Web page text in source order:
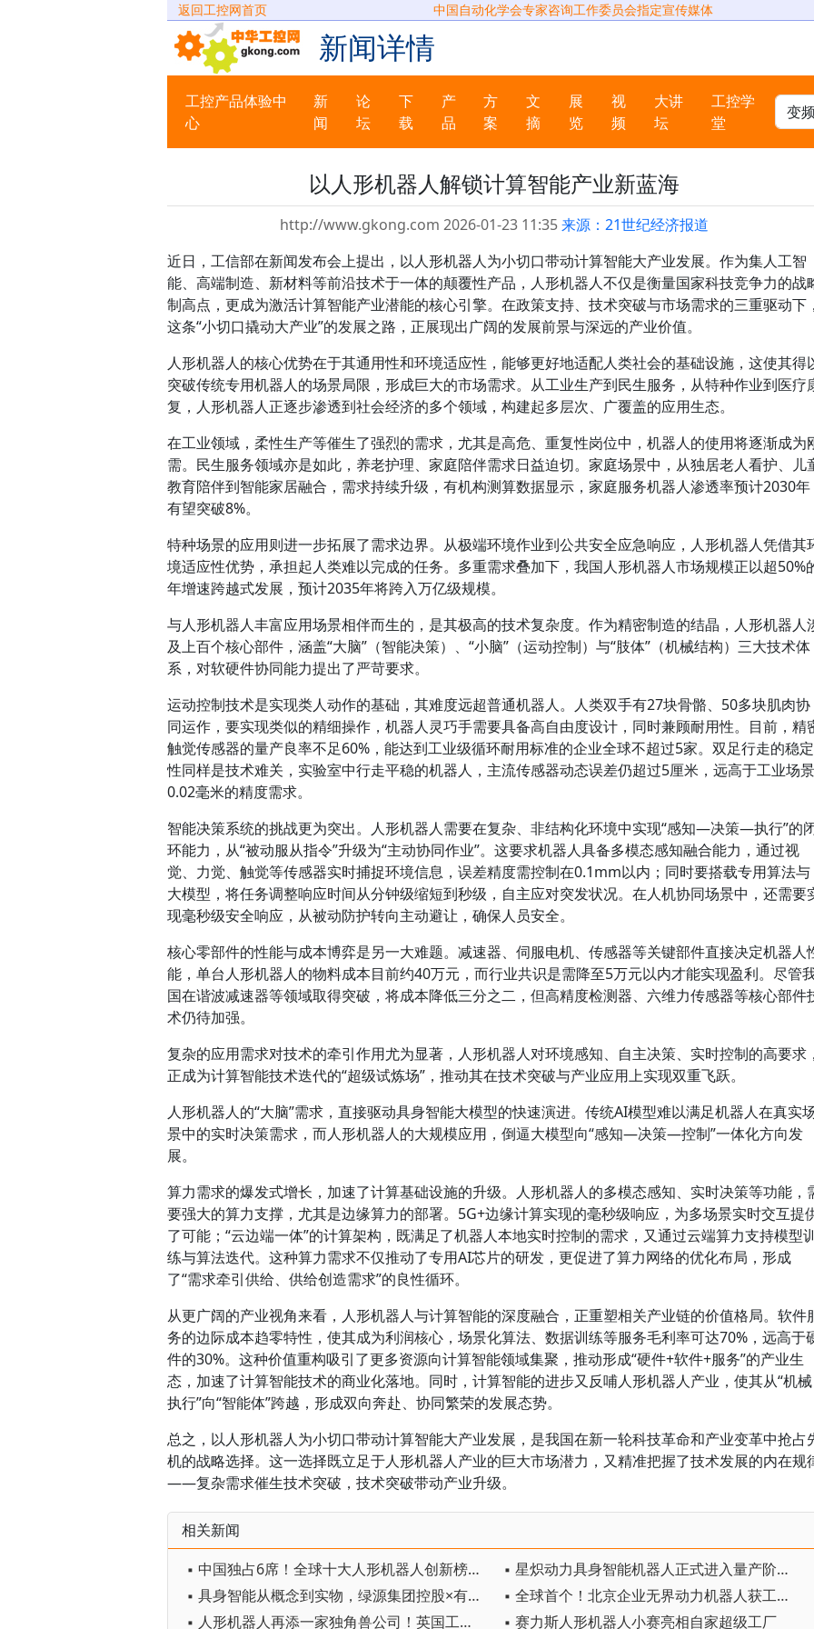
返回工控网首页 中国自动化学会专家咨询工作委员会指定宣传媒体
新闻详情
工控产品体验中
心
新
闻
论
坛
下
载
产
品
方
案
文
摘
展
览
视
频
大讲
坛
工控学
堂
以人形机器人解锁计算智能产业新蓝海
http://www.gkong.com 2026-01-23 11:35来源：21世纪经济报道
近日，工信部在新闻发布会上提出，以人形机器人为小切口带动计算智能大产业发展。作为集人工智
能、高端制造、新材料等前沿技术于一体的颠覆性产品，人形机器人不仅是衡量国家科技竞争力的战
制高点，更成为激活计算智能产业潜能的核心引擎。在政策支持、技术突破与市场需求的三重驱动下，
这条“小切口撬动大产业”的发展之路，正展现出广阔的发展前景与深远的产业价值。
人形机器人的核心优势在于其通用性和环境适应性，能够更好地适配人类社会的基础设施，这使其得
突破传统专用机器人的场景局限，形成巨大的市场需求。从工业生产到民生服务，从特种作业到医疗
复，人形机器人正逐步渗透到社会经济的多个领域，构建起多层次、广覆盖的应用生态。
在工业领域，柔性生产等催生了强烈的需求，尤其是高危、重复性岗位中，机器人的使用将逐渐成为
需。民生服务领域亦是如此，养老护理、家庭陪伴需求日益迫切。家庭场景中，从独居老人看护、儿
教育陪伴到智能家居融合，需求持续升级，有机构测算数据显示，家庭服务机器人渗透率预计2030年
有望突破8%。
特种场景的应用则进一步拓展了需求边界。从极端环境作业到公共安全应急响应，人形机器人凭借其
境适应性优势，承担起人类难以完成的任务。多重需求叠加下，我国人形机器人市场规模正以超50%
年增速跨越式发展，预计2035年将跨入万亿级规模。
与人形机器人丰富应用场景相伴而生的，是其极高的技术复杂度。作为精密制造的结晶，人形机器人
及上百个核心部件，涵盖“大脑”（智能决策）、“小脑”（运动控制）与“肢体”（机械结构）三大技术体
系，对软硬件协同能力提出了严苛要求。
运动控制技术是实现类人动作的基础，其难度远超普通机器人。人类双手有27块骨骼、50多块肌肉协
同运作，要实现类似的精细操作，机器人灵巧手需要具备高自由度设计，同时兼顾耐用性。目前，精
触觉传感器的量产良率不足60%，能达到工业级循环耐用标准的企业全球不超过5家。双足行走的稳定
性同样是技术难关，实验室中行走平稳的机器人，主流传感器动态误差仍超过5厘米，远高于工业场景
0.02毫米的精度需求。
智能决策系统的挑战更为突出。人形机器人需要在复杂、非结构化环境中实现“感知—决策—执行”的
环能力，从“被动服从指令”升级为“主动协同作业”。这要求机器人具备多模态感知融合能力，通过视
觉、力觉、触觉等传感器实时捕捉环境信息，误差精度需控制在0.1mm以内；同时要搭载专用算法与
大模型，将任务调整响应时间从分钟级缩短到秒级，自主应对突发状况。在人机协同场景中，还需要
现毫秒级安全响应，从被动防护转向主动避让，确保人员安全。
核心零部件的性能与成本博弈是另一大难题。减速器、伺服电机、传感器等关键部件直接决定机器人
能，单台人形机器人的物料成本目前约40万元，而行业共识是需降至5万元以内才能实现盈利。尽管
国在谐波减速器等领域取得突破，将成本降低三分之二，但高精度检测器、六维力传感器等核心部件
术仍待加强。
复杂的应用需求对技术的牵引作用尤为显著，人形机器人对环境感知、自主决策、实时控制的高要求，
正成为计算智能技术迭代的“超级试炼场”，推动其在技术突破与产业应用上实现双重飞跃。
人形机器人的“大脑”需求，直接驱动具身智能大模型的快速演进。传统AI模型难以满足机器人在真实
景中的实时决策需求，而人形机器人的大规模应用，倒逼大模型向“感知—决策—控制”一体化方向发
展。
算力需求的爆发式增长，加速了计算基础设施的升级。人形机器人的多模态感知、实时决策等功能，
要强大的算力支撑，尤其是边缘算力的部署。5G+边缘计算实现的毫秒级响应，为多场景实时交互提
了可能；“云边端一体”的计算架构，既满足了机器人本地实时控制的需求，又通过云端算力支持模型
练与算法迭代。这种算力需求不仅推动了专用AI芯片的研发，更促进了算力网络的优化布局，形成
了“需求牵引供给、供给创造需求”的良性循环。
从更广阔的产业视角来看，人形机器人与计算智能的深度融合，正重塑相关产业链的价值格局。软件
务的边际成本趋零特性，使其成为利润核心，场景化算法、数据训练等服务毛利率可达70%，远高于
件的30%。这种价值重构吸引了更多资源向计算智能领域集聚，推动形成“硬件+软件+服务”的产业生
态，加速了计算智能技术的商业化落地。同时，计算智能的进步又反哺人形机器人产业，使其从“机械
执行”向“智能体”跨越，形成双向奔赴、协同繁荣的发展态势。
总之，以人形机器人为小切口带动计算智能大产业发展，是我国在新一轮科技革命和产业变革中抢占
机的战略选择。这一选择既立足于人形机器人产业的巨大市场潜力，又精准把握了技术发展的内在规
——复杂需求催生技术突破，技术突破带动产业升级。
相关新闻
▪ 中国独占6席！全球十大人形机器人创新榜出炉
▪ 星炽动力具身智能机器人正式进入量产阶段——制造体系完成从验证到交付的关键跨越
▪ 具身智能从概念到实物，绿源集团控股×有鹿1万台首批量产交付落地
▪ 全球首个！北京企业无界动力机器人获工业级全域CE认证
▪ 人形机器人再添一家独角兽公司！英国工业人形机器人初创公司Humanoid融资1.33亿欧元
▪ 赛力斯人形机器人小赛亮相自家超级工厂